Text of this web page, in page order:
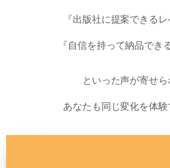
『出版社に提案できる
『自信を持って納品で
といった声が寄せら
あなたも同じ変化を体験